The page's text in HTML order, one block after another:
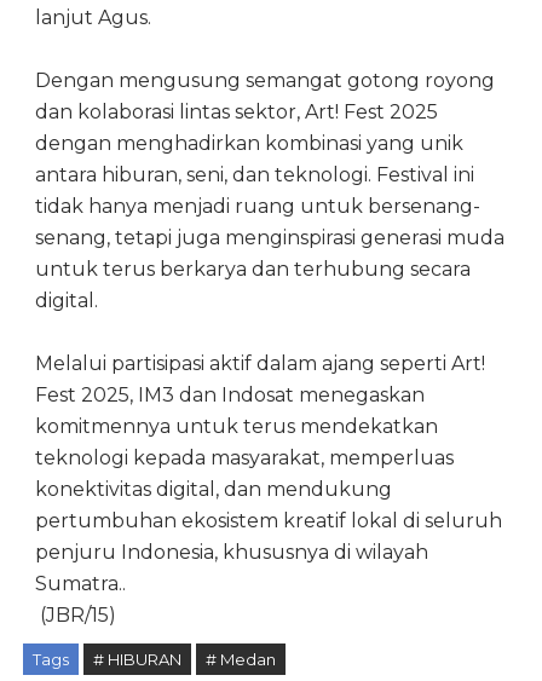
lanjut Agus.
Dengan mengusung semangat gotong royong
dan kolaborasi lintas sektor, Art! Fest 2025
dengan menghadirkan kombinasi yang unik
antara hiburan, seni, dan teknologi. Festival ini
tidak hanya menjadi ruang untuk bersenang-
senang, tetapi juga menginspirasi generasi muda
untuk terus berkarya dan terhubung secara
digital.
Melalui partisipasi aktif dalam ajang seperti Art!
Fest 2025, IM3 dan Indosat menegaskan
komitmennya untuk terus mendekatkan
teknologi kepada masyarakat, memperluas
konektivitas digital, dan mendukung
pertumbuhan ekosistem kreatif lokal di seluruh
penjuru Indonesia, khususnya di wilayah
Sumatra..
(JBR/15)
Tags # HIBURAN # Medan